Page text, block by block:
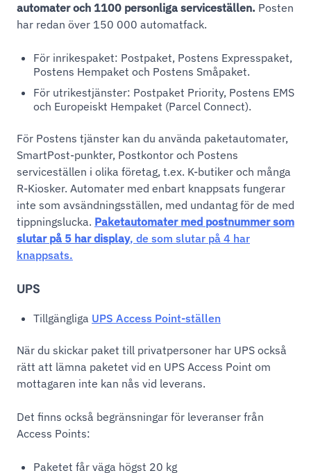
automater och 1100 personliga serviceställen. Posten
har redan över 150 000 automatfack.
För inrikespaket: Postpaket, Postens Expresspaket,
Postens Hempaket och Postens Småpaket.
För utrikestjänster: Postpaket Priority, Postens EMS
och Europeiskt Hempaket (Parcel Connect).
För Postens tjänster kan du använda paketautomater,
SmartPost-punkter, Postkontor och Postens
serviceställen i olika företag, t.ex. K-butiker och många
R-Kiosker. Automater med enbart knappsats fungerar
inte som avsändningsställen, med undantag för de med
tippningslucka. Paketautomater med postnummer som
slutar på 5 har display, de som slutar på 4 har
knappsats.
UPS
Tillgängliga UPS Access Point-ställen
När du skickar paket till privatpersoner har UPS också
rätt att lämna paketet vid en UPS Access Point om
mottagaren inte kan nås vid leverans.
Det finns också begränsningar för leveranser från
Access Points:
Paketet får väga högst 20 kg